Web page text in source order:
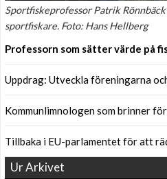
Sportfiskeprofessor Patrik
sportfiskare. Foto: Hans Hellberg
Professorn som sätter värde på
Uppdrag: Utveckla föreningarna
Kommunlimnologen som brinner
Tillbaka i EU-parlamentet för att
Ur Arkivet